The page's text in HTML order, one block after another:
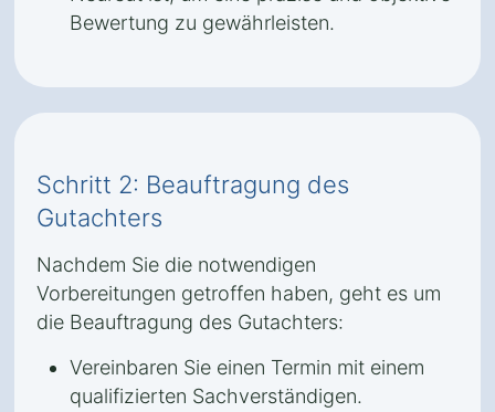
Bewertung zu gewährleisten.
Schritt 2: Beauftragung des
Gutachters
Nachdem Sie die notwendigen
Vorbereitungen getroffen haben, geht es um
die Beauftragung des Gutachters:
Vereinbaren Sie einen Termin mit einem
qualifizierten Sachverständigen.